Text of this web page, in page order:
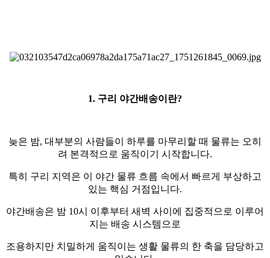
1. 구리 야간배송이란?
늦은 밤, 대부분의 사람들이 하루를 마무리할 때 물류는 오히
려 본격적으로 움직이기 시작합니다.
특히 구리 지역은 이 야간 물류 흐름 속에서 빠르게 부상하고
있는 핵심 거점입니다.
야간배송은 밤 10시 이후부터 새벽 사이에 집중적으로 이루어
지는 배송 시스템으로
조용하지만 치밀하게 움직이는 생활 물류의 한 축을 담당하고